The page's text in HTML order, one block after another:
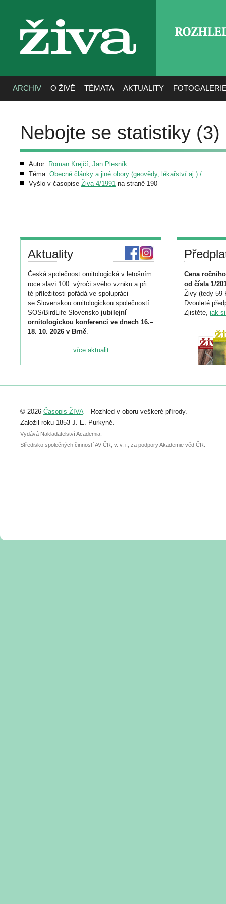
živa
ARCHIV O ŽIVĚ TÉMATA AKTUALITY
Nebojte se statistiky (3)
Autor: Roman Krejčí, Jan Plesník
Téma: Obecné články a jiné obory (geovědy, lékařství aj.) /
Vyšlo v časopise Živa 4/1991 na straně 190
Aktuality
Česká společnost ornitologická v letošním
roce slaví 100. výročí svého vzniku a při
té příležitosti pořádá ve spolupráci
se Slovenskou ornitologickou společností
SOS/BirdLife Slovensko jubilejní
ornitologickou konferenci ve dnech 16.–
18. 10. 2026 v Brně.
Podrobnější informace ke konferenci
Registrovat se můžete do 6. září.
abstraktu přihlášené přednášky nebo
posteru je už 30. června.
... více aktualit ...
Cena
od čísla 1/
Živy (tedy 59
Dvouleté
Zjistěte, jak
© 2026 Časopis ŽIVA– Rozhled v oboru veškeré přírody.
Založil roku 1853 J. E. Purkyně.
Vydává Nakladatelství Academia,
Středisko společných činností AV ČR, v. v. i., za podpory Akademie věd ČR.